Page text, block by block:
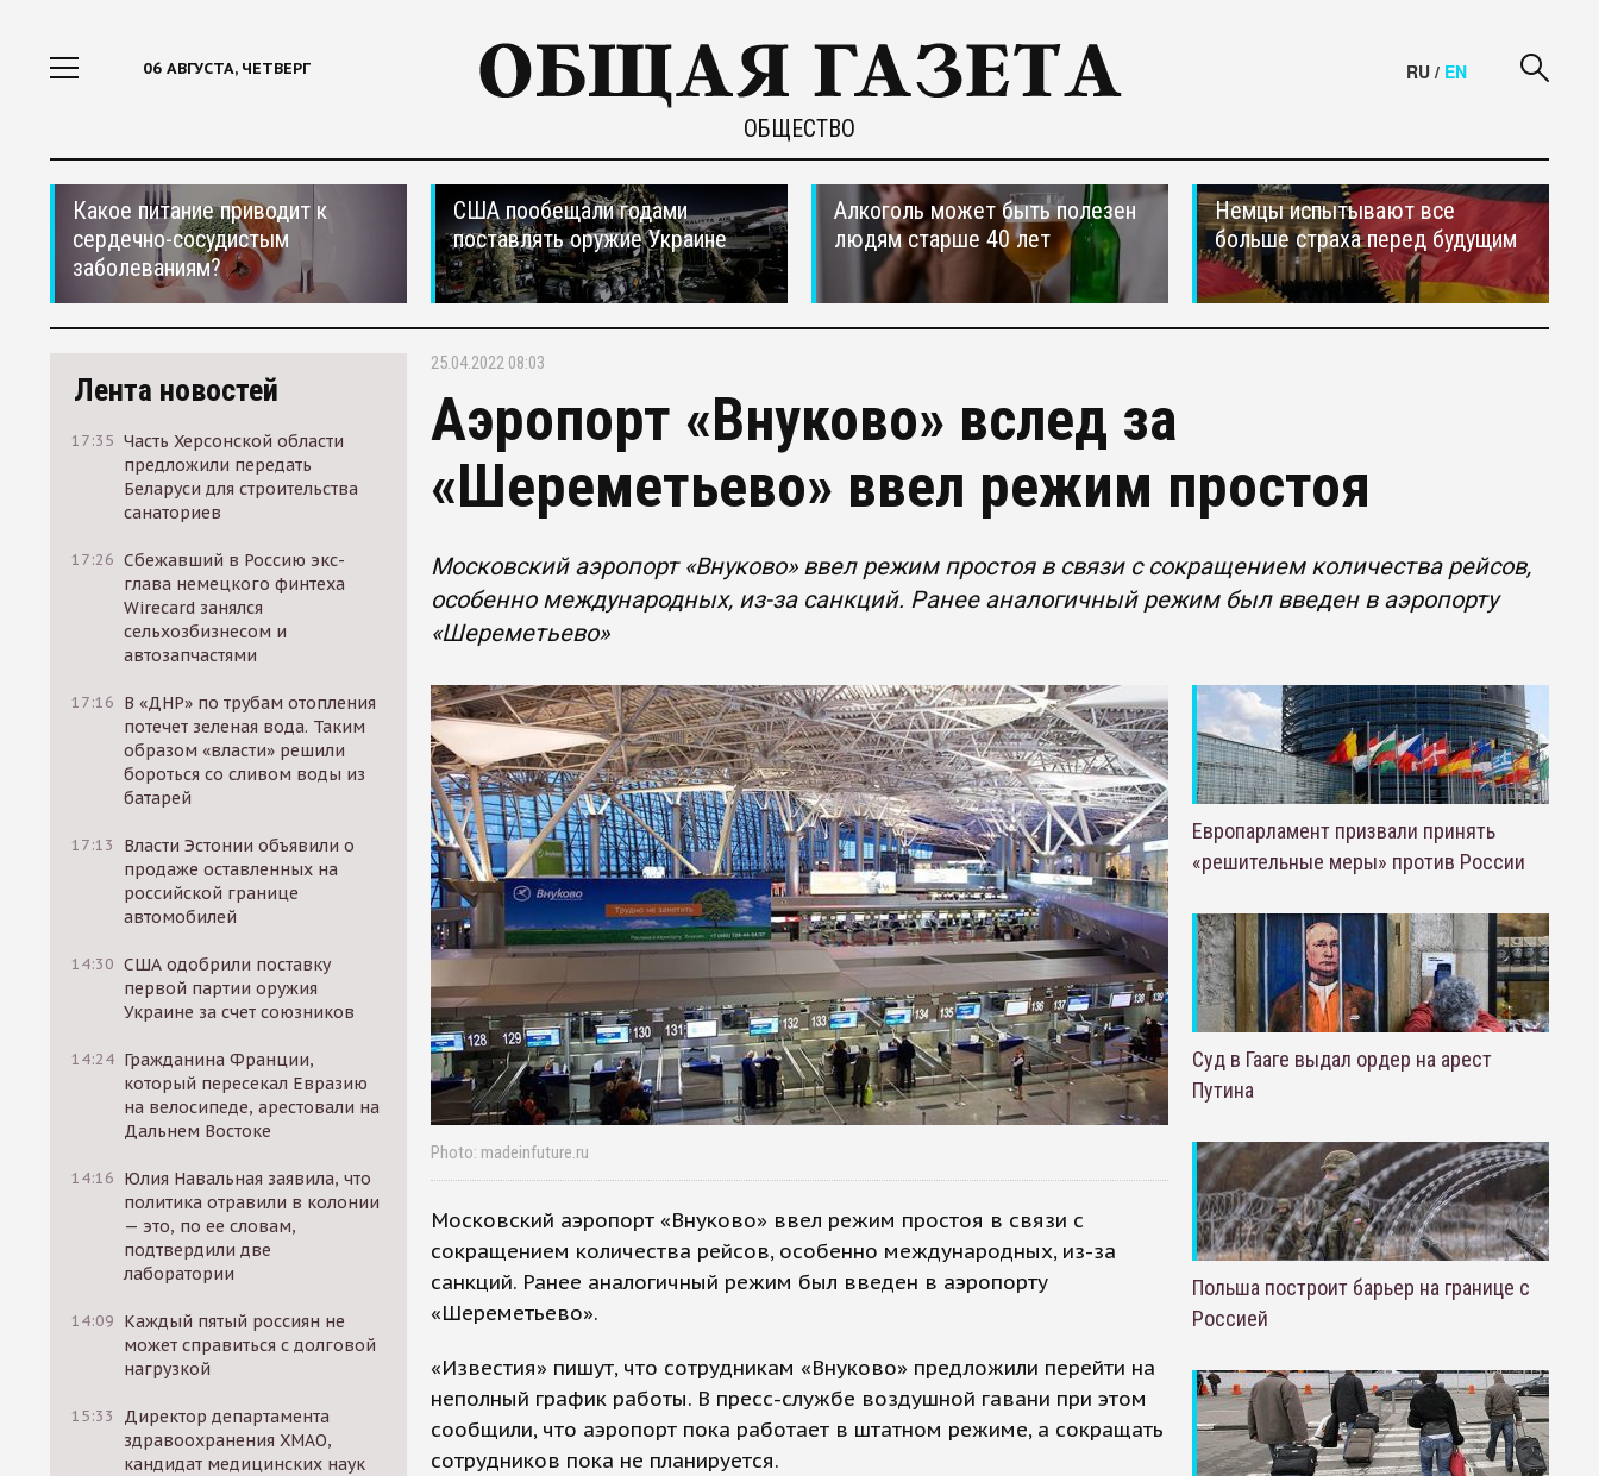
06 АВГУСТА, ЧЕТВЕРГ
ОБЩЕСТВО
RU / EN
Какое питание приводит к
сердечно-сосудистым
заболеваниям?
США пообещали годами
поставлять оружие Украине
Алкоголь может быть полезен
людям старше 40 лет
Немцы испытывают все
больше страха перед будущим
Лента новостей
17:35 Часть Херсонской области
предложили передать
Беларуси для строительства
санаториев
17:26 Сбежавший в Россию экс-
глава немецкого финтеха
Wirecard занялся
сельхозбизнесом и
автозапчастями
17:16 В «ДНР» по трубам отопления
потечет зеленая вода. Таким
образом «власти» решили
бороться со сливом воды из
батарей
17:13
Власти Эстонии объявили о
продаже оставленных на
российской границе
автомобилей
14:30 США одобрили поставку
первой партии оружия
Украине за счет союзников
14:24 Гражданина Франции,
который пересекал Евразию
на велосипеде, арестовали на
Дальнем Востоке
14:16 Юлия Навальная заявила, что
политика отравили в колонии
— это, по ее словам,
подтвердили две
лаборатории
14:09 Каждый пятый россиян не
может справиться с долговой
нагрузкой
15:33
Директор департамента
здравоохранения ХМАО,
кандидат медицинских наук
25.04.2022 08:03
Аэропорт «Внуково» вслед за
«Шереметьево» ввел режим простоя
Московский аэропорт «Внуково» ввел режим простоя в связи с сокращением количества рейсов,
особенно международных, из-за санкций. Ранее аналогичный режим был введен в аэропорту
«Шереметьево»
Photo: madeinfuture.ru
Московский аэропорт «Внуково» ввел режим простоя в связи с
сокращением количества рейсов, особенно международных, из-за
санкций. Ранее аналогичный режим был введен в аэропорту
«Шереметьево».
«Известия» пишут, что сотрудникам «Внуково» предложили перейти на
неполный график работы. В пресс-службе воздушной гавани при этом
сообщили, что аэропорт пока работает в штатном режиме, а сокращать
сотрудников пока не планируется.
Европарламент призвали принять
«решительные меры» против России
Суд в Гааге выдал ордер на арест
Путина
Польша построит барьер на границе с
Россией